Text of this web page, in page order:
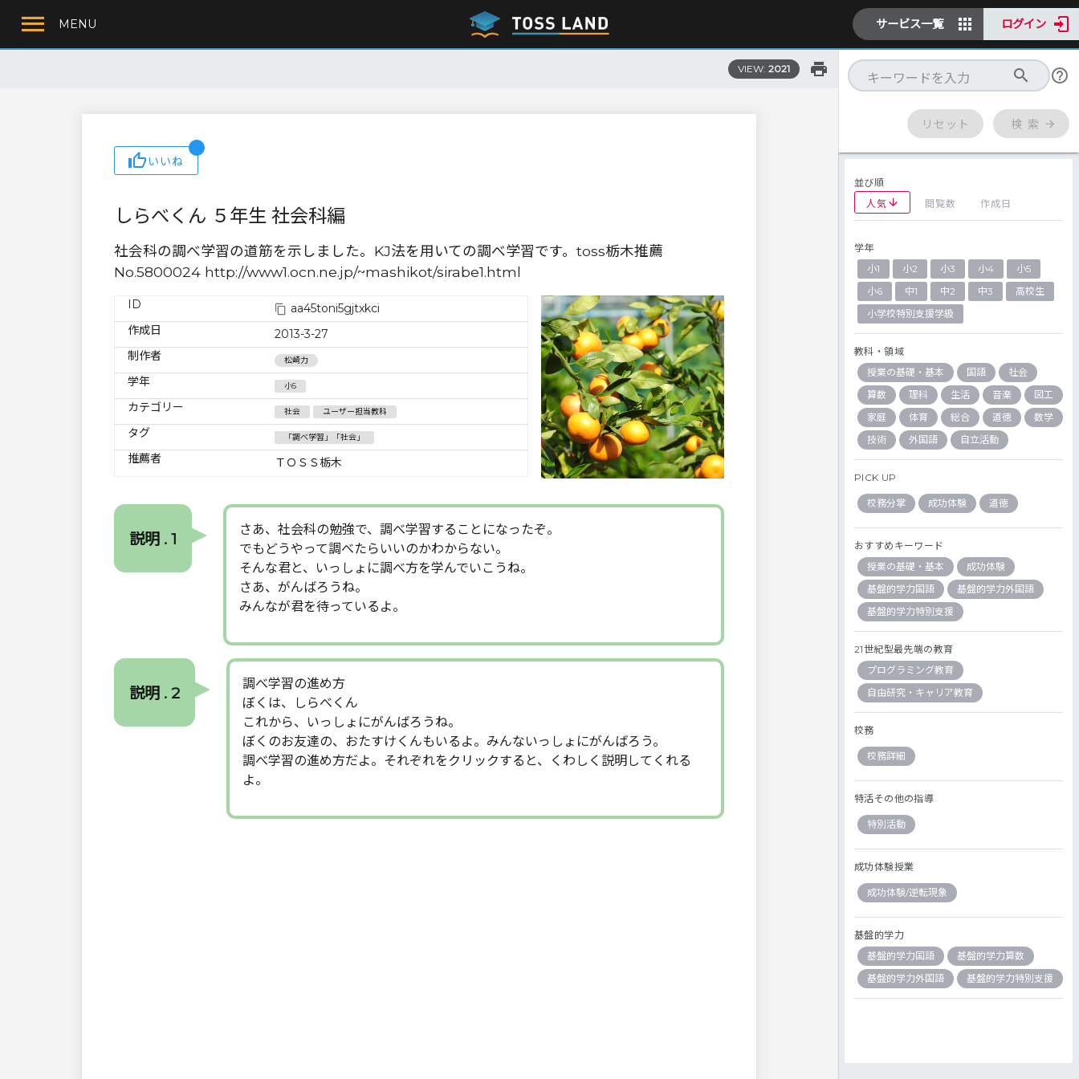
MENU サービス一覧 ログイン
VIEW: 2021
いいね
しらべくん ５年生 社会科編
社会科の調べ学習の道筋を示しました。KJ法を用いての調べ学習です。toss栃木推薦
No.5800024 http://www1.ocn.ne.jp/~mashikot/sirabe1.html
ID
aa45toni5gjtxkci
作成日
2013-3-27
制作者
松崎力
学年 小5
カテゴリー 社会 ユーザー担当教科
タグ 「調べ学習」「社会」
推薦者 ＴＯＳＳ栃木
説明 . 1
さあ、社会科の勉強で、調べ学習することになったぞ。
でもどうやって調べたらいいのかわからない。
そんな君と、いっしょに調べ方を学んでいこうね。
さあ、がんばろうね。
みんなが君を待っているよ。
説明 . 2
調べ学習の進め方
ぼくは、しらべくん
これから、いっしょにがんばろうね。
ぼくのお友達の、おたすけくんもいるよ。みんないっしょにがんばろう。
調べ学習の進め方だよ。それぞれをクリックすると、くわしく説明してくれる
よ。
リセット 検 索
並び順
人気
閲覧数 作成日
学年
小1
小2 小3 小4
小5
小6
中1 中2 中3
高校生
小学校特別支援学級
教科・領域
授業の基礎・基本
国語
社会
算数
理科 生活 音楽
図工
家庭
体育 総合 道徳
数学
技術
外国語 自立活動
PICK UP
校務分掌 成功体験 道徳
おすすめキーワード
授業の基礎・基本
成功体験
基盤的学力国語
基盤的学力外国語
基盤的学力特別支援
21世紀型最先端の教育
プログラミング教育
自由研究・キャリア教育
校務
校務詳細
特活その他の指導
特別活動
成功体験授業
成功体験/逆転現象
基盤的学力
基盤的学力国語
基盤的学力算数
基盤的学力外国語
基盤的学力特別支援